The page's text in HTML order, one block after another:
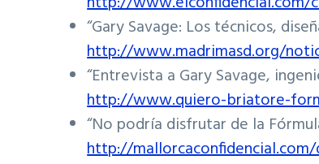
“Gary Savage: Los técnicos,
http://www.madrimasd.org/
“Entrevista a Gary Savage,
http://www.quiero-briatore-
“No podría disfrutar de la
http://